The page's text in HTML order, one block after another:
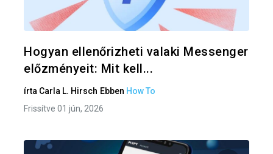
Hogyan ellenőrizheti valaki Messenger
előzményeit: Mit kell...
írta Carla L. Hirsch Ebben How To
Frissítve 01 jún, 2026